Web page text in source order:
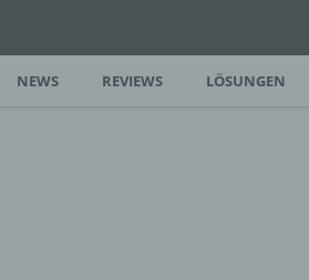
NEWS REVIEWS LÖSUNGEN